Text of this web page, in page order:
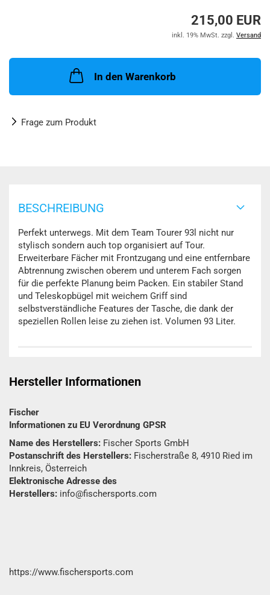
215,00 EUR
inkl. 19% MwSt. zzgl. Versand
In den Warenkorb
Frage zum Produkt
BESCHREIBUNG
Perfekt unterwegs. Mit dem Team Tourer 93l nicht nur
stylisch sondern auch top organisiert auf Tour.
Erweiterbare Fächer mit Frontzugang und eine entfernbare
Abtrennung zwischen oberem und unterem Fach sorgen
für die perfekte Planung beim Packen. Ein stabiler Stand
und Teleskopbügel mit weichem Griff sind
selbstverständliche Features der Tasche, die dank der
speziellen Rollen leise zu ziehen ist. Volumen 93 Liter.
Hersteller Informationen
Fischer
Informationen zu EU Verordnung GPSR
Name des Herstellers: Fischer Sports GmbH
Postanschrift des Herstellers: Fischerstraße 8, 4910 Ried im
Innkreis, Österreich
Elektronische Adresse des
Herstellers: info@fischersports.com
https://www.fischersports.com